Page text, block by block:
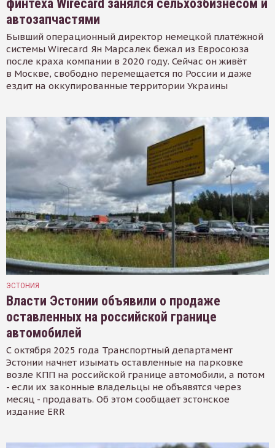
финтеха Wirecard занялся сельхозбизнесом и
автозапчастями
Бывший операционный директор немецкой платёжной
системы Wirecard Ян Марсалек бежал из Евросоюза
после краха компании в 2020 году. Сейчас он живёт
в Москве, свободно перемещается по России и даже
ездит на оккупированные территории Украины
ЭСТОНИЯ
Власти Эстонии объявили о продаже
оставленных на российской границе
автомобилей
С октября 2025 года Транспортный департамент
Эстонии начнет изымать оставленные на парковке
возле КПП на российской границе автомобили, а потом
- если их законные владельцы не объявятся через
месяц - продавать. Об этом сообщает эстонское
издание ERR